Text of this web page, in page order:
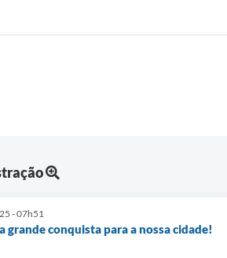
- 07h51
grande conquista para a nossa cidade!